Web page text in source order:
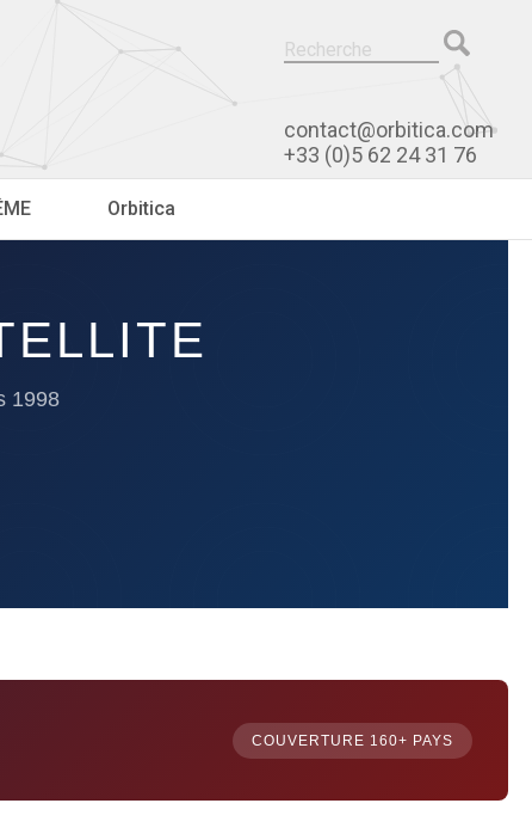
contact@orbitica.com
+33 (0)5 62 24 31 76
Orbitica
1998
COUVERTURE 160+ PAYS